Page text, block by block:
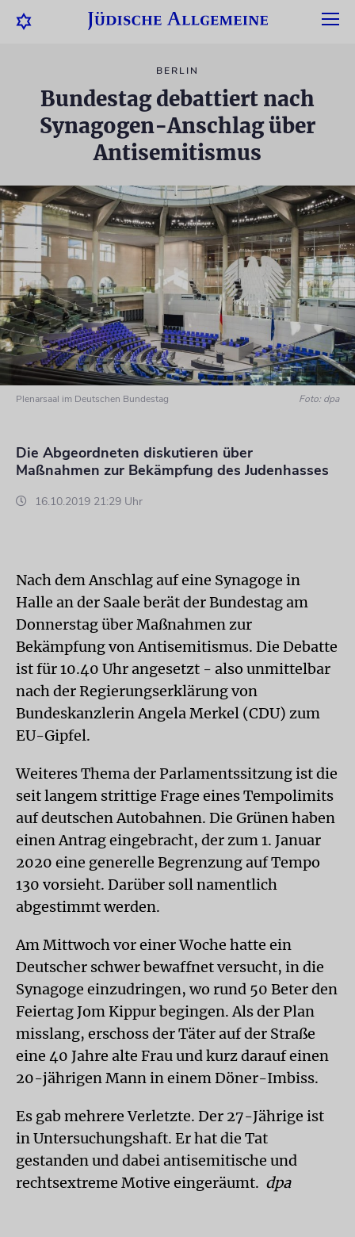
BERLIN
Bundestag debattiert nach
Synagogen-Anschlag über
Antisemitismus
Plenarsaal im Deutschen Bundestag Foto: dpa
Die Abgeordneten diskutieren über
Maßnahmen zur Bekämpfung des Judenhasses
16.10.2019 21:29 Uhr
Nach dem Anschlag auf eine Synagoge in
Halle an der Saale berät der Bundestag am
Donnerstag über Maßnahmen zur
Bekämpfung von Antisemitismus. Die Debatte
ist für 10.40 Uhr angesetzt - also unmittelbar
nach der Regierungserklärung von
Bundeskanzlerin Angela Merkel (CDU) zum
EU-Gipfel.
Weiteres Thema der Parlamentssitzung ist die
seit langem strittige Frage eines Tempolimits
auf deutschen Autobahnen. Die Grünen haben
einen Antrag eingebracht, der zum 1. Januar
2020 eine generelle Begrenzung auf Tempo
130 vorsieht. Darüber soll namentlich
abgestimmt werden.
Am Mittwoch vor einer Woche hatte ein
Deutscher schwer bewaffnet versucht, in die
Synagoge einzudringen, wo rund 50 Beter den
Feiertag Jom Kippur begingen. Als der Plan
misslang, erschoss der Täter auf der Straße
eine 40 Jahre alte Frau und kurz darauf einen
20-jährigen Mann in einem Döner-Imbiss.
Es gab mehrere Verletzte. Der 27-Jährige ist
in Untersuchungshaft. Er hat die Tat
gestanden und dabei antisemitische und
rechtsextreme Motive eingeräumt. dpa